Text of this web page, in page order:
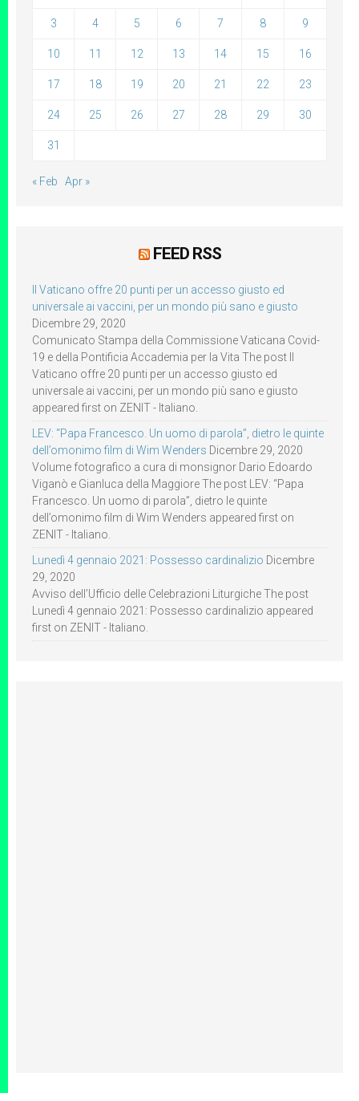
3 4 5 6 7 8 9
10 11 12 13 14 15 16
17 18 19 20 21 22 23
24 25 26 27 28 29 30
31
« Feb Apr »
FEED RSS
Il Vaticano offre 20 punti per un accesso giusto ed
universale ai vaccini, per un mondo più sano e giusto
Dicembre 29, 2020
Comunicato Stampa della Commissione Vaticana Covid-
19 e della Pontificia Accademia per la Vita The post Il
Vaticano offre 20 punti per un accesso giusto ed
universale ai vaccini, per un mondo più sano e giusto
appeared first on ZENIT - Italiano.
LEV: “Papa Francesco. Un uomo di parola”, dietro le quinte
dell’omonimo film di Wim Wenders Dicembre 29, 2020
Volume fotografico a cura di monsignor Dario Edoardo
Viganò e Gianluca della Maggiore The post LEV: “Papa
Francesco. Un uomo di parola”, dietro le quinte
dell’omonimo film di Wim Wenders appeared first on
ZENIT - Italiano.
Lunedì 4 gennaio 2021: Possesso cardinalizio Dicembre
29, 2020
Avviso dell’Ufficio delle Celebrazioni Liturgiche The post
Lunedì 4 gennaio 2021: Possesso cardinalizio appeared
first on ZENIT - Italiano.